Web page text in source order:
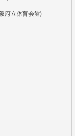
府立体育会館)